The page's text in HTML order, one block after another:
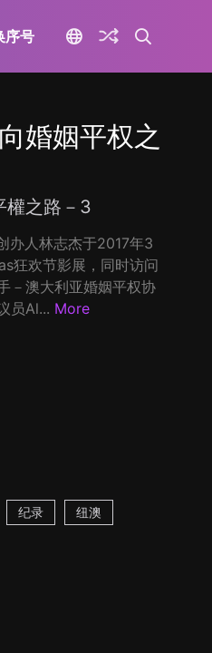
序号
婚姻平权之
權之路－3
办人林志杰于2017年3
狂欢节影展，同时访问
－澳大利亚婚姻平权协
员Al... More
纪录 纽澳